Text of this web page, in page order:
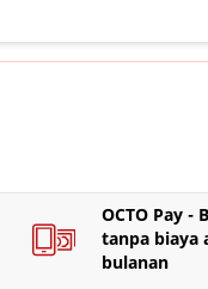
OCTO Pay -
tanpa biaya
bulanan